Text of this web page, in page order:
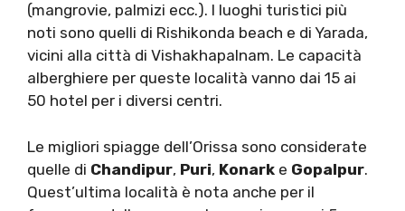
(mangrovie, palmizi ecc.). I luoghi turistici più
noti sono quelli di Rishikonda beach e di Yarada,
vicini alla città di Vishakhapalnam. Le capacità
alberghiere per queste località vanno dai 15 ai
50 hotel per i diversi centri.
Le migliori spiagge dell’Orissa sono considerate
quelle di Chandipur, Puri, Konark e Gopalpur.
Quest’ultima località è nota anche per il